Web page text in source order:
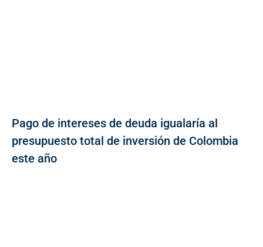
Pago de intereses de deuda igualaría al
presupuesto total de inversión de Colombia
este año